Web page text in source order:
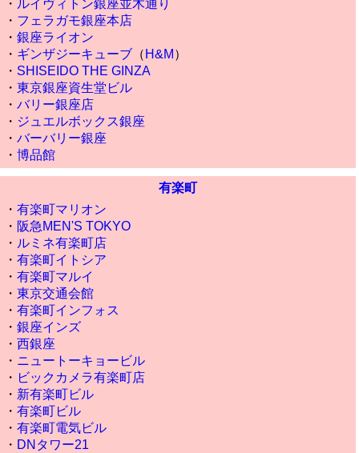
・ ルイヴィトン銀座並木通り
・ フェラガモ銀座本店
・ 銀座ライオン
・ ギンザジーキューブ （ H&M ）
・ SHISEIDO THE GINZA
・ 東京銀座資生堂ビル
・ バリー銀座店
・ ジュエルボックス銀座
・ バーバリー銀座
・ 博品館
有楽町
・ 有楽町マリオン
・ 阪急MEN'S TOKYO
・ ルミネ有楽町店
・ 有楽町イトシア
・ 有楽町マルイ
・ 東京交通会館
・ 有楽町インフォス
・ 銀座インズ
・ 西銀座
・ ニュートーキョービル
・ ビックカメラ有楽町店
・ 新有楽町ビル
・ 有楽町ビル
・ 有楽町電気ビル
・ DNタワー21